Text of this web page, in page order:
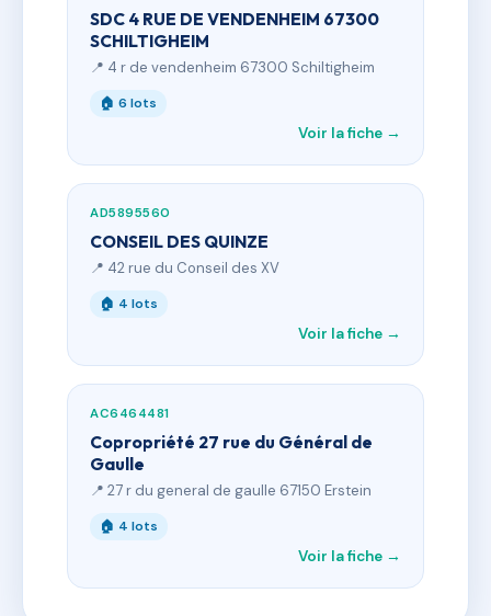
SDC 4 RUE DE VENDENHEIM 67300
SCHILTIGHEIM
📍 4 r de vendenheim 67300 Schiltigheim
🏠 6 lots
Voir la fiche →
AD5895560
CONSEIL DES QUINZE
📍 42 rue du Conseil des XV
🏠 4 lots
Voir la fiche →
AC6464481
Copropriété 27 rue du Général de
Gaulle
📍 27 r du general de gaulle 67150 Erstein
🏠 4 lots
Voir la fiche →